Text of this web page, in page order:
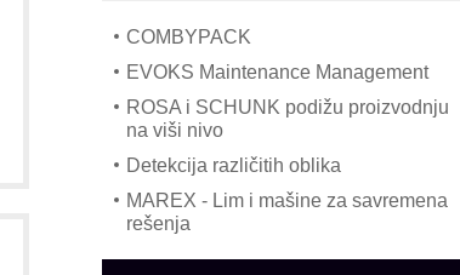
COMBYPACK
EVOKS Maintenance Management
ROSA i SCHUNK podižu proizvodnju
na viši nivo
Detekcija različitih oblika
MAREX - Lim i mašine za savremena
rešenja
Marcom-plast d.o.o.- vaš pouzdan